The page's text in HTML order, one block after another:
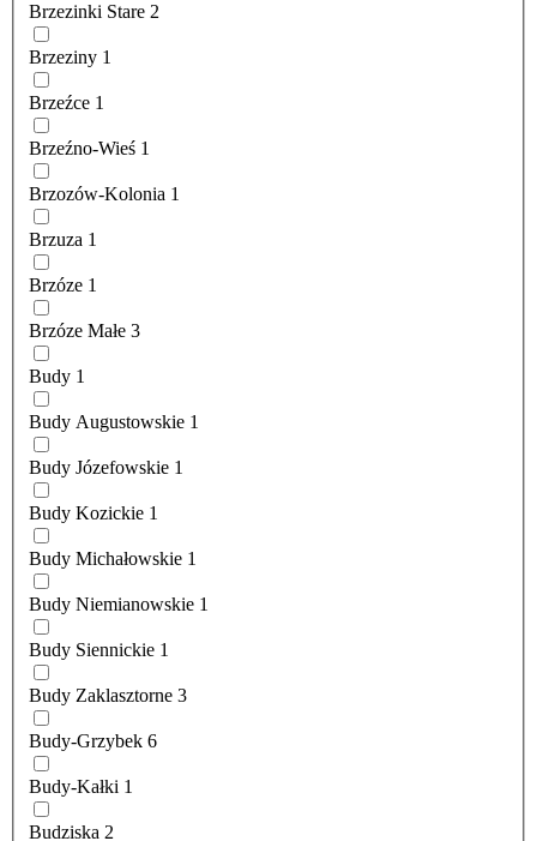
Brzezinki Stare 2
Brzeziny 1
Brzeźce 1
Brzeźno-Wieś 1
Brzozów-Kolonia 1
Brzuza 1
Brzóze 1
Brzóze Małe 3
Budy 1
Budy Augustowskie 1
Budy Józefowskie 1
Budy Kozickie 1
Budy Michałowskie 1
Budy Niemianowskie 1
Budy Siennickie 1
Budy Zaklasztorne 3
Budy-Grzybek 6
Budy-Kałki 1
Budziska 2